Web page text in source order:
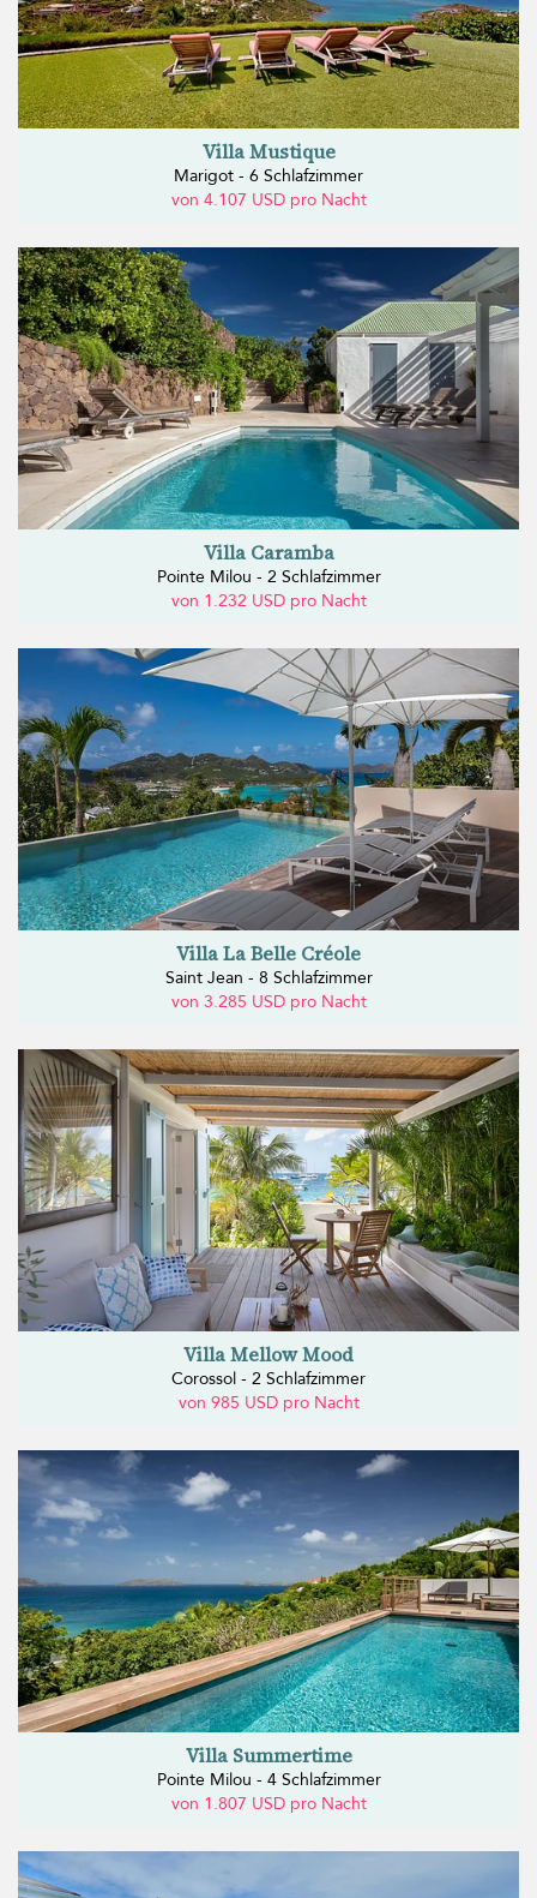
Villa Mustique
Marigot - 6 Schlafzimmer
von 4.107 USD pro Nacht
Villa Caramba
Pointe Milou - 2 Schlafzimmer
von 1.232 USD pro Nacht
Villa La Belle Créole
Saint Jean - 8 Schlafzimmer
von 3.285 USD pro Nacht
Villa Mellow Mood
Corossol - 2 Schlafzimmer
von 985 USD pro Nacht
Villa Summertime
Pointe Milou - 4 Schlafzimmer
von 1.807 USD pro Nacht